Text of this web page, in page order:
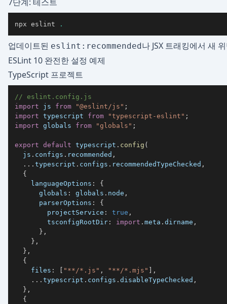
npx eslint .
업데이트된 eslint:recommended나 JSX 트래킹에서 새
ESLint 10 완전한 설정 예제
TypeScript 프로젝트
// eslint.config.js
import
js from "@eslint/js" ;
import typescript from "typescript-eslint" ;
import globals from "globals" ;
export default typescript . config (
  js
. configs . recommended ,
... typescript . configs . recommendedTypeChecked ,
{
languageOptions :
{
globals : globals . node ,
parserOptions :
{
projectService : true ,
tsconfigRootDir : import . meta . dirname ,
} ,
} ,
} ,
{
files : [ "**/*.js" , "**/*.mjs" ] ,
... typescript . configs . disableTypeChecked ,
} ,
{